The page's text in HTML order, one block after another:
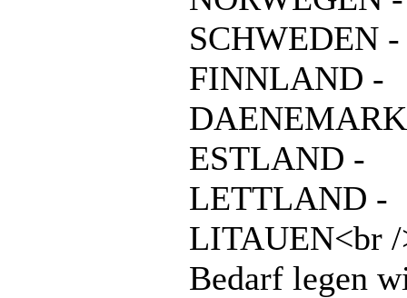
SCHWEDEN -
FINNLAND -
ESTLAND -
LETTLAND -
LITAUEN<br
Bedarf legen